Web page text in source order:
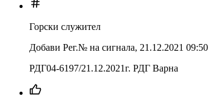
Горски служител
Добави Рег.№ на сигнала, 21.12.2021 09:50
РДГ04-6197/21.12.2021г. РДГ Варна